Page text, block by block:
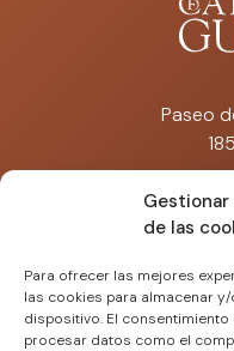
de las
Para ofrecer las mejores
las cookies para almacenar
dispositivo. El
procesar datos como el
Paseo